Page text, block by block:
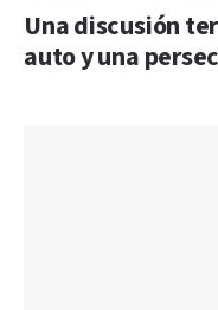
Una discusión
auto y una